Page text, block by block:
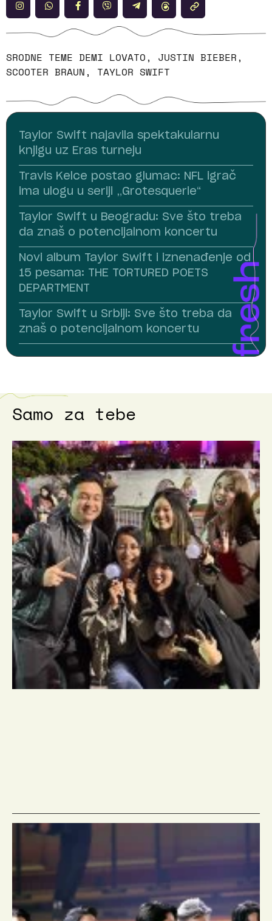
SRODNE TEME DEMI LOVATO, JUSTIN BIEBER,
SCOOTER BRAUN, TAYLOR SWIFT
Taylor Swift najavila spektakularnu
knjigu uz Eras turneju
Travis Kelce postao glumac: NFL igrač
ima ulogu u seriji „Grotesquerie“
Taylor Swift u Beogradu: Sve što treba
da znaš o potencijalnom koncertu
Novi album Taylor Swift i iznenađenje od
15 pesama: THE TORTURED POETS
DEPARTMENT
Taylor Swift u Srbiji: Sve što treba da
znaš o potencijalnom koncertu
Samo za tebe